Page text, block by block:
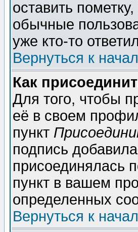
оставить
обычные
уже кто-то
Вернуться к
Как
Для того, чтобы
её в своем
пункт
подпись
присоединялась
пункт в вашем
определенных
Вернуться к